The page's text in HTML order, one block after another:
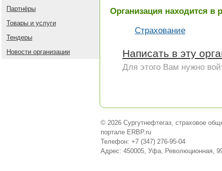
Партнёры
Товары и услуги
Тендеры
Новости организации
Организация находится в
Страхование
Написать в эту
Для этого Вам нужно
© 2026 Сургутнефтегаз, страховое
портале ERBP.ru
Телефон: +7 (347) 276-95-04
Адрес: 450005, Уфа, Революционная,